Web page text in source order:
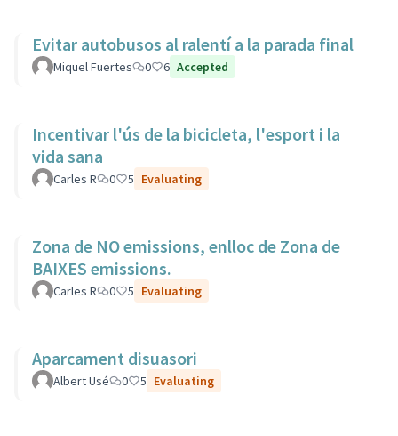
Evitar autobusos al ralentí a la parada final
Miquel Fuertes 0 6 Accepted
Incentivar l'ús de la bicicleta, l'esport i la
vida sana
Carles R 0 5 Evaluating
Zona de NO emissions, enlloc de Zona de
BAIXES emissions.
Carles R 0 5 Evaluating
Aparcament disuasori
Albert Usé 0 5 Evaluating